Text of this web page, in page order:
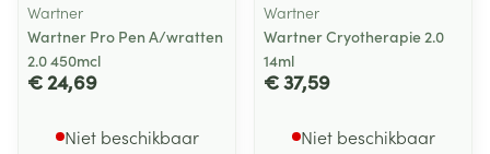
Wartner
Wartner Pro Pen A/wratten
2.0 450mcl
€ 24,69
Niet beschikbaar
Wartner
Wartner Cryotherapie 2.0
14ml
€ 37,59
Niet beschikbaar